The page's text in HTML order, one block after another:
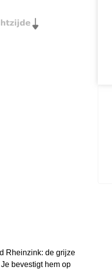
Rheinzink: de grijze
bevestigt hem op